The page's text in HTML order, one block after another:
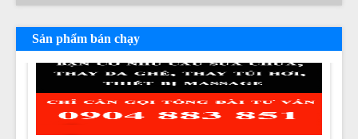
Sản phẩm bán chạy
Thay da ghế massage tại Thị xã La Gi, Huyện Tánh Linh,